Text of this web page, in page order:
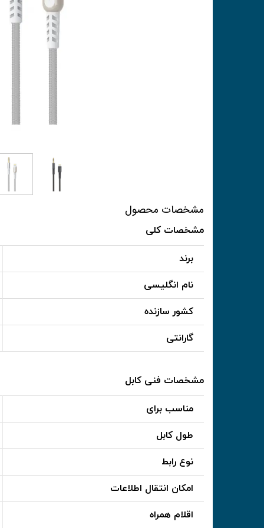
مشخصات محصول
مشخصات کلی
برند
نام انگلیسی
کشور سازنده
گارانتی
مشخصات فنی کابل
مناسب برای
طول کابل
نوع رابط
امکان انتقال اطلاعات
اقلام همراه